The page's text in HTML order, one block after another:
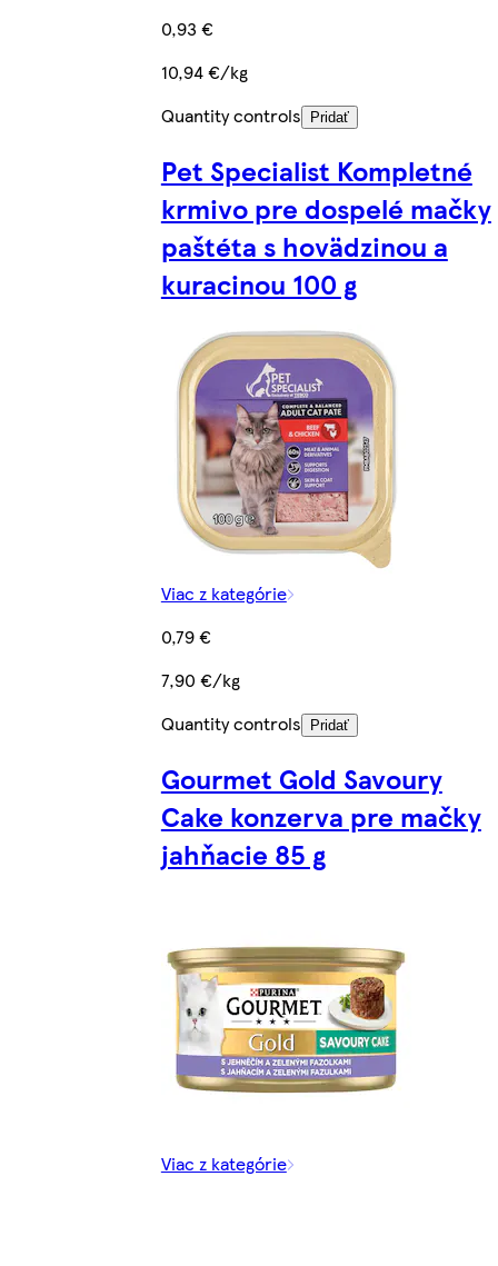
0,93 €
10,94 €/kg
Quantity controls
Pridať
Pet Specialist Kompletné
krmivo pre dospelé mačky
paštéta s hovädzinou a
kuracinou 100 g
Viac z kategórie
0,79 €
7,90 €/kg
Quantity controls
Pridať
Gourmet Gold Savoury
Cake konzerva pre mačky
jahňacie 85 g
Viac z kategórie